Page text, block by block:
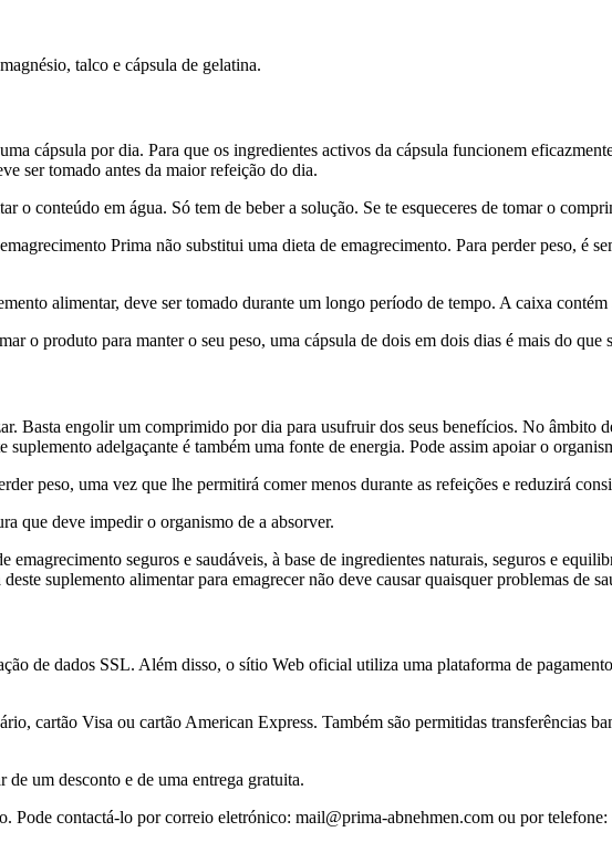
talco e cápsula de gelatina.
cápsula por dia. Para que os ingredientes activos da cápsula funcionem
ser tomado antes da maior refeição do dia.
o conteúdo em água. Só tem de beber a solução. Se te esqueceres de tomar o
Prima não substitui uma dieta de emagrecimento. Para perder peso, é
alimentar, deve ser tomado durante um longo período de tempo. A caixa
o produto para manter o seu peso, uma cápsula de dois em dois dias é mais do que
Basta engolir um comprimido por dia para usufruir dos seus benefícios. No âmbito
adelgaçante é também uma fonte de energia. Pode assim apoiar o
peso, uma vez que lhe permitirá comer menos durante as refeições e reduzirá
que deve impedir o organismo de a absorver.
emagrecimento seguros e saudáveis, à base de ingredientes naturais, seguros e
suplemento alimentar para emagrecer não deve causar quaisquer problemas de
de dados SSL. Além disso, o sítio Web oficial utiliza uma plataforma de
cartão Visa ou cartão American Express. Também são permitidas transferências
de um desconto e de uma entrega gratuita.
Pode contactá-lo por correio eletrónico: mail@prima-abnehmen.com ou por